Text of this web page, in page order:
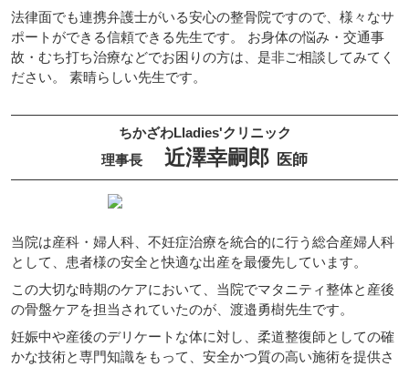
法律面でも連携弁護士がいる安心の整骨院ですので、様々なサ
ポートができる信頼できる先生です。 お身体の悩み・交通事
故・むち打ち治療などでお困りの方は、是非ご相談してみてく
ださい。 素晴らしい先生です。
ちかざわLladies'クリニック
理事長
近澤幸嗣郎 医師
当院は産科・婦人科、不妊症治療を統合的に行う総合産婦人科
として、患者様の安全と快適な出産を最優先しています。
この大切な時期のケアにおいて、当院でマタニティ整体と産後
の骨盤ケアを担当されていたのが、渡邉勇樹先生です。
妊娠中や産後のデリケートな体に対し、柔道整復師としての確
かな技術と専門知識をもって、安全かつ質の高い施術を提供さ